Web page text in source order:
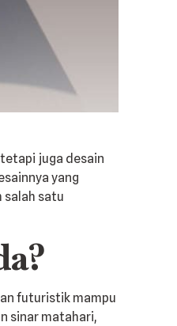
juga desain
yang
salah satu
futuristik mampu
sinar matahari,